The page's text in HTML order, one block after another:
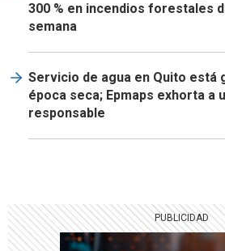
300 % en incendios forestales
semana
Servicio de agua en Quito está
época seca; Epmaps exhorta a
responsable